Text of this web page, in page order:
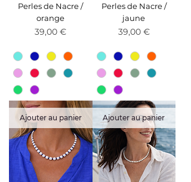
Perles de Nacre /
orange
Prix
39,00 €
Perles de Nacre /
jaune
Prix
39,00 €
Ajouter au panier Ajouter au panier